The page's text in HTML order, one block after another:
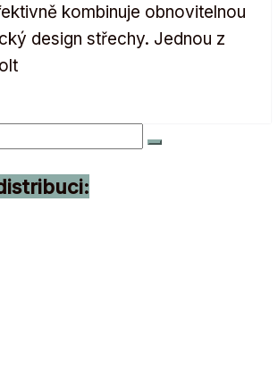
kombinuje obnovitelnou
design střechy. Jednou z